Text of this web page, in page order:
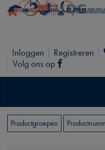
Inloggen Registreren
Volg ons op
Facebook
Productgroepen